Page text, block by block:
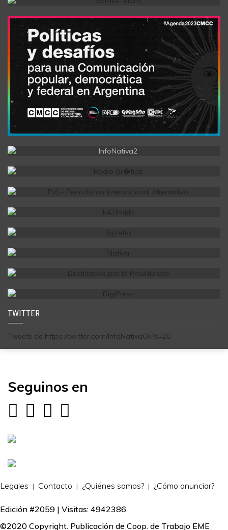
TWITTER
Tweets de https://twitter.com/InfoNativaOk?s=20
Seguinos en
Legales Contacto ¿Quiénes somos? ¿Cómo anunciar?
Edición #2059 | Visitas: 4942386
©2020 Copyright. Publicación de Coop. de Trabajo EME